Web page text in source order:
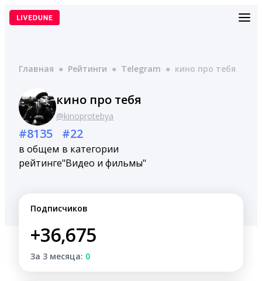
Перейти
Главная ● Рейтинги ● Telegram ● кино про тебя
кино про тебя
@kinoprotebya
#8135
в общем
рейтинге
#22
в категории
"Видео и фильмы"
Подписчиков
+36,675
За 3 месяца: 0